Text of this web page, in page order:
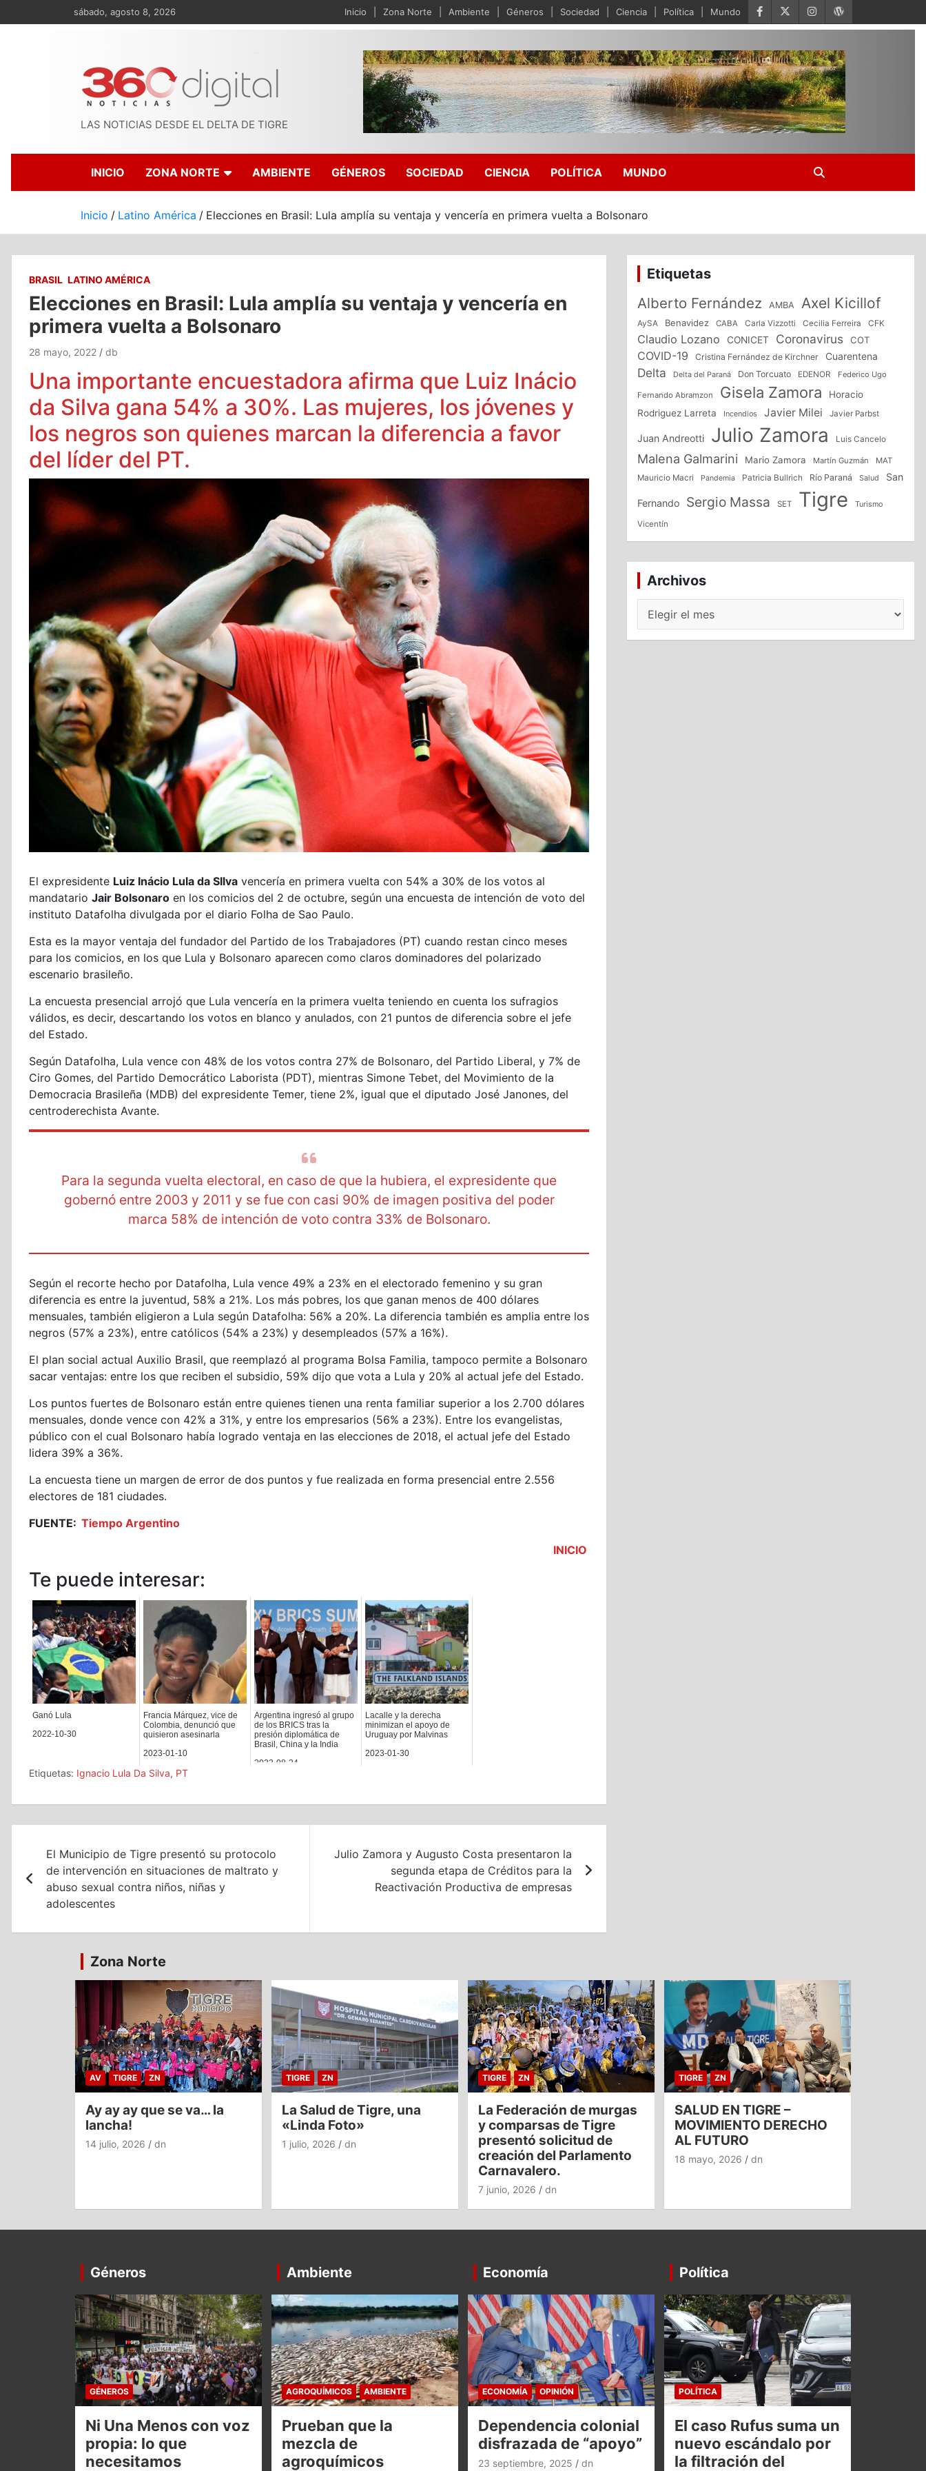
al
sábado, agosto 8, 2026 Inicio Zona Norte Ambiente Géneros Sociedad Ciencia Política Mundo
LAS NOTICIAS DESDE EL DELTA DE TIGRE
INICIO ZONA NORTE AMBIENTE GÉNEROS SOCIEDAD CIENCIA POLÍTICA MUNDO
Inicio Latino América Elecciones en Brasil: Lula amplía su ventaja y vencería en primera vuelta a Bolsonaro
BRASIL LATINO AMÉRICA
Elecciones en Brasil: Lula amplía su ventaja y vencería en
primera vuelta a Bolsonaro
28 mayo, 2022 db
Una importante encuestadora afirma que Luiz Inácio
da Silva gana 54% a 30%. Las mujeres, los jóvenes y
los negros son quienes marcan la diferencia a favor
del líder del PT.
El expresidente Luiz Inácio Lula da SIlva vencería en primera vuelta con 54% a 30% de los votos al
mandatario Jair Bolsonaro en los comicios del 2 de octubre, según una encuesta de intención de voto del
instituto Datafolha divulgada por el diario Folha de Sao Paulo.
Esta es la mayor ventaja del fundador del Partido de los Trabajadores (PT) cuando restan cinco meses
para los comicios, en los que Lula y Bolsonaro aparecen como claros dominadores del polarizado
escenario brasileño.
La encuesta presencial arrojó que Lula vencería en la primera vuelta teniendo en cuenta los sufragios
válidos, es decir, descartando los votos en blanco y anulados, con 21 puntos de diferencia sobre el jefe
del Estado.
Según Datafolha, Lula vence con 48% de los votos contra 27% de Bolsonaro, del Partido Liberal, y 7% de
Ciro Gomes, del Partido Democrático Laborista (PDT), mientras Simone Tebet, del Movimiento de la
Democracia Brasileña (MDB) del expresidente Temer, tiene 2%, igual que el diputado José Janones, del
centroderechista Avante.
Para la segunda vuelta electoral, en caso de que la hubiera, el expresidente que
gobernó entre 2003 y 2011 y se fue con casi 90% de imagen positiva del poder
marca 58% de intención de voto contra 33% de Bolsonaro.
Según el recorte hecho por Datafolha, Lula vence 49% a 23% en el electorado femenino y su gran
diferencia es entre la juventud, 58% a 21%. Los más pobres, los que ganan menos de 400 dólares
mensuales, también eligieron a Lula según Datafolha: 56% a 20%. La diferencia también es amplia entre los
negros (57% a 23%), entre católicos (54% a 23%) y desempleados (57% a 16%).
El plan social actual Auxilio Brasil, que reemplazó al programa Bolsa Familia, tampoco permite a Bolsonaro
sacar ventajas: entre los que reciben el subsidio, 59% dijo que vota a Lula y 20% al actual jefe del Estado.
Los puntos fuertes de Bolsonaro están entre quienes tienen una renta familiar superior a los 2.700 dólares
mensuales, donde vence con 42% a 31%, y entre los empresarios (56% a 23%). Entre los evangelistas,
público con el cual Bolsonaro había logrado ventaja en las elecciones de 2018, el actual jefe del Estado
lidera 39% a 36%.
La encuesta tiene un margen de error de dos puntos y fue realizada en forma presencial entre 2.556
electores de 181 ciudades.
FUENTE: Tiempo Argentino
INICIO
Te puede interesar:
Ganó Lula
2022-10-30
Francia Márquez, vice de
Colombia, denunció que
quisieron asesinarla
2023-01-10
Argentina ingresó al grupo
de los BRICS tras la
presión diplomática de
Brasil, China y la India
2023-08-24
Lacalle y la derecha
minimizan el apoyo de
Uruguay por Malvinas
2023-01-30
Etiquetas: Ignacio Lula Da Silva, PT
entradas
El Municipio de Tigre presentó su protocolo
de intervención en situaciones de maltrato y
abuso sexual contra niños, niñas y
adolescentes
Julio Zamora y Augusto Costa presentaron la
segunda etapa de Créditos para la
Reactivación Productiva de empresas
Etiquetas
Alberto Fernández AMBA Axel Kicillof
AySA Benavidez CABA Carla Vizzotti Cecilia Ferreira CFK
Claudio Lozano CONICET Coronavirus COT
COVID-19 Cristina Fernández de Kirchner Cuarentena
Delta Delta del Paraná Don Torcuato EDENOR Federico Ugo
Fernando Abramzon Gisela Zamora
Horacio
Rodriguez Larreta
Incendios Javier Milei Javier Parbst
Juan Andreotti Julio Zamora Luis Cancelo
Malena Galmarini Mario Zamora Martín Guzmán
MAT
Mauricio Macri
Pandemia Patricia Bullrich Río Paraná Salud San
Fernando Sergio Massa SET Tigre Turismo
Vicentín
Archivos
Archivos
Zona Norte
AV TIGRE ZN
Ay ay ay que se va… la
lancha!
14 julio, 2026 dn
TIGRE ZN
La Salud de Tigre, una
«Linda Foto»
1 julio, 2026 dn
TIGRE ZN
La Federación de murgas
y comparsas de Tigre
presentó solicitud de
creación del Parlamento
Carnavalero.
7 junio, 2026 dn
TIGRE ZN
SALUD EN TIGRE –
MOVIMIENTO DERECHO
AL FUTURO
18 mayo, 2026 dn
Géneros
GÉNEROS
Ni Una Menos con voz
propia: lo que
necesitamos
Ambiente
AGROQUÍMICOS AMBIENTE
Prueban que la
mezcla de
agroquímicos
Economía
ECONOMÍA OPINIÓN
Dependencia colonial
disfrazada de “apoyo”
23 septiembre, 2025 dn
Política
POLÍTICA
El caso Rufus suma un
nuevo escándalo por
la filtración del